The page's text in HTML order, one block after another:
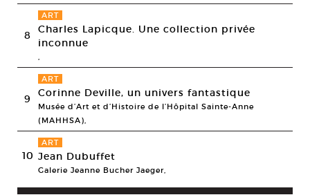
8
ART
Charles Lapicque. Une collection privée
inconnue
,
9
ART
Corinne Deville, un univers fantastique
Musée d’Art et d’Histoire de l’Hôpital Sainte-Anne
(MAHHSA),
10
ART
Jean Dubuffet
Galerie Jeanne Bucher Jaeger,